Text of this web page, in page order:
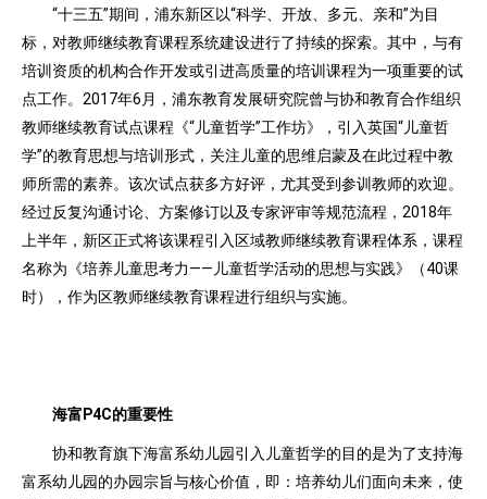
“十三五”期间，浦东新区以“科学、开放、多元、亲和”为目
标，对教师继续教育课程系统建设进行了持续的探索。其中，与有
培训资质的机构合作开发或引进高质量的培训课程为一项重要的试
点工作。2017年6月，浦东教育发展研究院曾与协和教育合作组织
教师继续教育试点课程《“儿童哲学”工作坊》，引入英国“儿童哲
学”的教育思想与培训形式，关注儿童的思维启蒙及在此过程中教
师所需的素养。该次试点获多方好评，尤其受到参训教师的欢迎。
经过反复沟通讨论、方案修订以及专家评审等规范流程，2018年
上半年，新区正式将该课程引入区域教师继续教育课程体系，课程
名称为《培养儿童思考力——儿童哲学活动的思想与实践》（40课
时），作为区教师继续教育课程进行组织与实施。
海富P4C的重要性
协和教育旗下海富系幼儿园引入儿童哲学的目的是为了支持海
富系幼儿园的办园宗旨与核心价值，即：培养幼儿们面向未来，使